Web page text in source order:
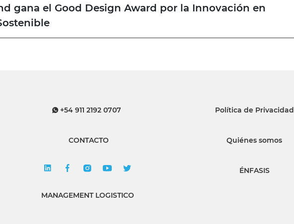
gana el Good Design Award por la Innovación en
+54 911 2192 0707
CONTACTO
MANAGEMENT LOGISTICO
Política de Privacidad
Quiénes somos
ÉNFASIS